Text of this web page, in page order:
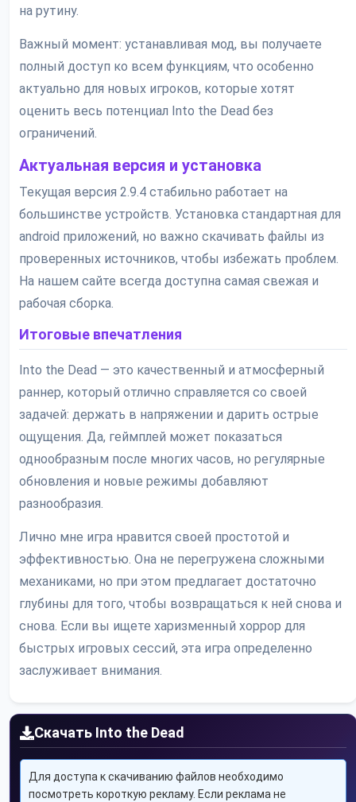
на рутину.
Важный момент: устанавливая мод, вы получаете
полный доступ ко всем функциям, что особенно
актуально для новых игроков, которые хотят
оценить весь потенциал Into the Dead без
ограничений.
Актуальная версия и установка
Текущая версия 2.9.4 стабильно работает на
большинстве устройств. Установка стандартная для
android приложений, но важно скачивать файлы из
проверенных источников, чтобы избежать проблем.
На нашем сайте всегда доступна самая свежая и
рабочая сборка.
Итоговые впечатления
Into the Dead — это качественный и атмосферный
раннер, который отлично справляется со своей
задачей: держать в напряжении и дарить острые
ощущения. Да, геймплей может показаться
однообразным после многих часов, но регулярные
обновления и новые режимы добавляют
разнообразия.
Лично мне игра нравится своей простотой и
эффективностью. Она не перегружена сложными
механиками, но при этом предлагает достаточно
глубины для того, чтобы возвращаться к ней снова и
снова. Если вы ищете харизменный хоррор для
быстрых игровых сессий, эта игра определенно
заслуживает внимания.
Скачать Into the Dead
Для доступа к скачиванию файлов необходимо
посмотреть короткую рекламу. Если реклама не